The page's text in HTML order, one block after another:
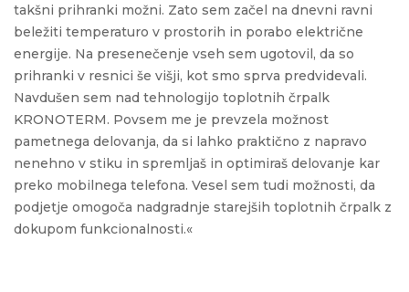
takšni prihranki možni. Zato sem začel na dnevni ravni
beležiti temperaturo v prostorih in porabo električne
energije. Na presenečenje vseh sem ugotovil, da so
prihranki v resnici še višji, kot smo sprva predvidevali.
Navdušen sem nad tehnologijo toplotnih črpalk
KRONOTERM. Povsem me je prevzela možnost
pametnega delovanja, da si lahko praktično z napravo
nenehno v stiku in spremljaš in optimiraš delovanje kar
preko mobilnega telefona. Vesel sem tudi možnosti, da
podjetje omogoča nadgradnje starejših toplotnih črpalk z
dokupom funkcionalnosti.«